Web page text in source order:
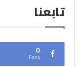
تابعنا
0
Fans